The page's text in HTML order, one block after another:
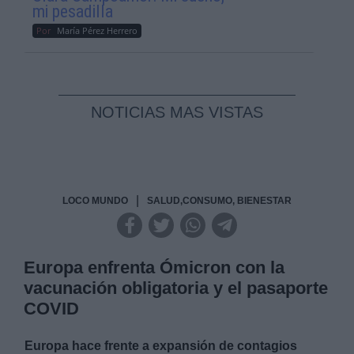
mi pesadilla
Por María Pérez Herrero
NOTICIAS MAS VISTAS
LOCO MUNDO SALUD,CONSUMO, BIENESTAR
Europa enfrenta Ómicron con la
vacunación obligatoria y el pasaporte
COVID
Europa hace frente a expansión de contagios